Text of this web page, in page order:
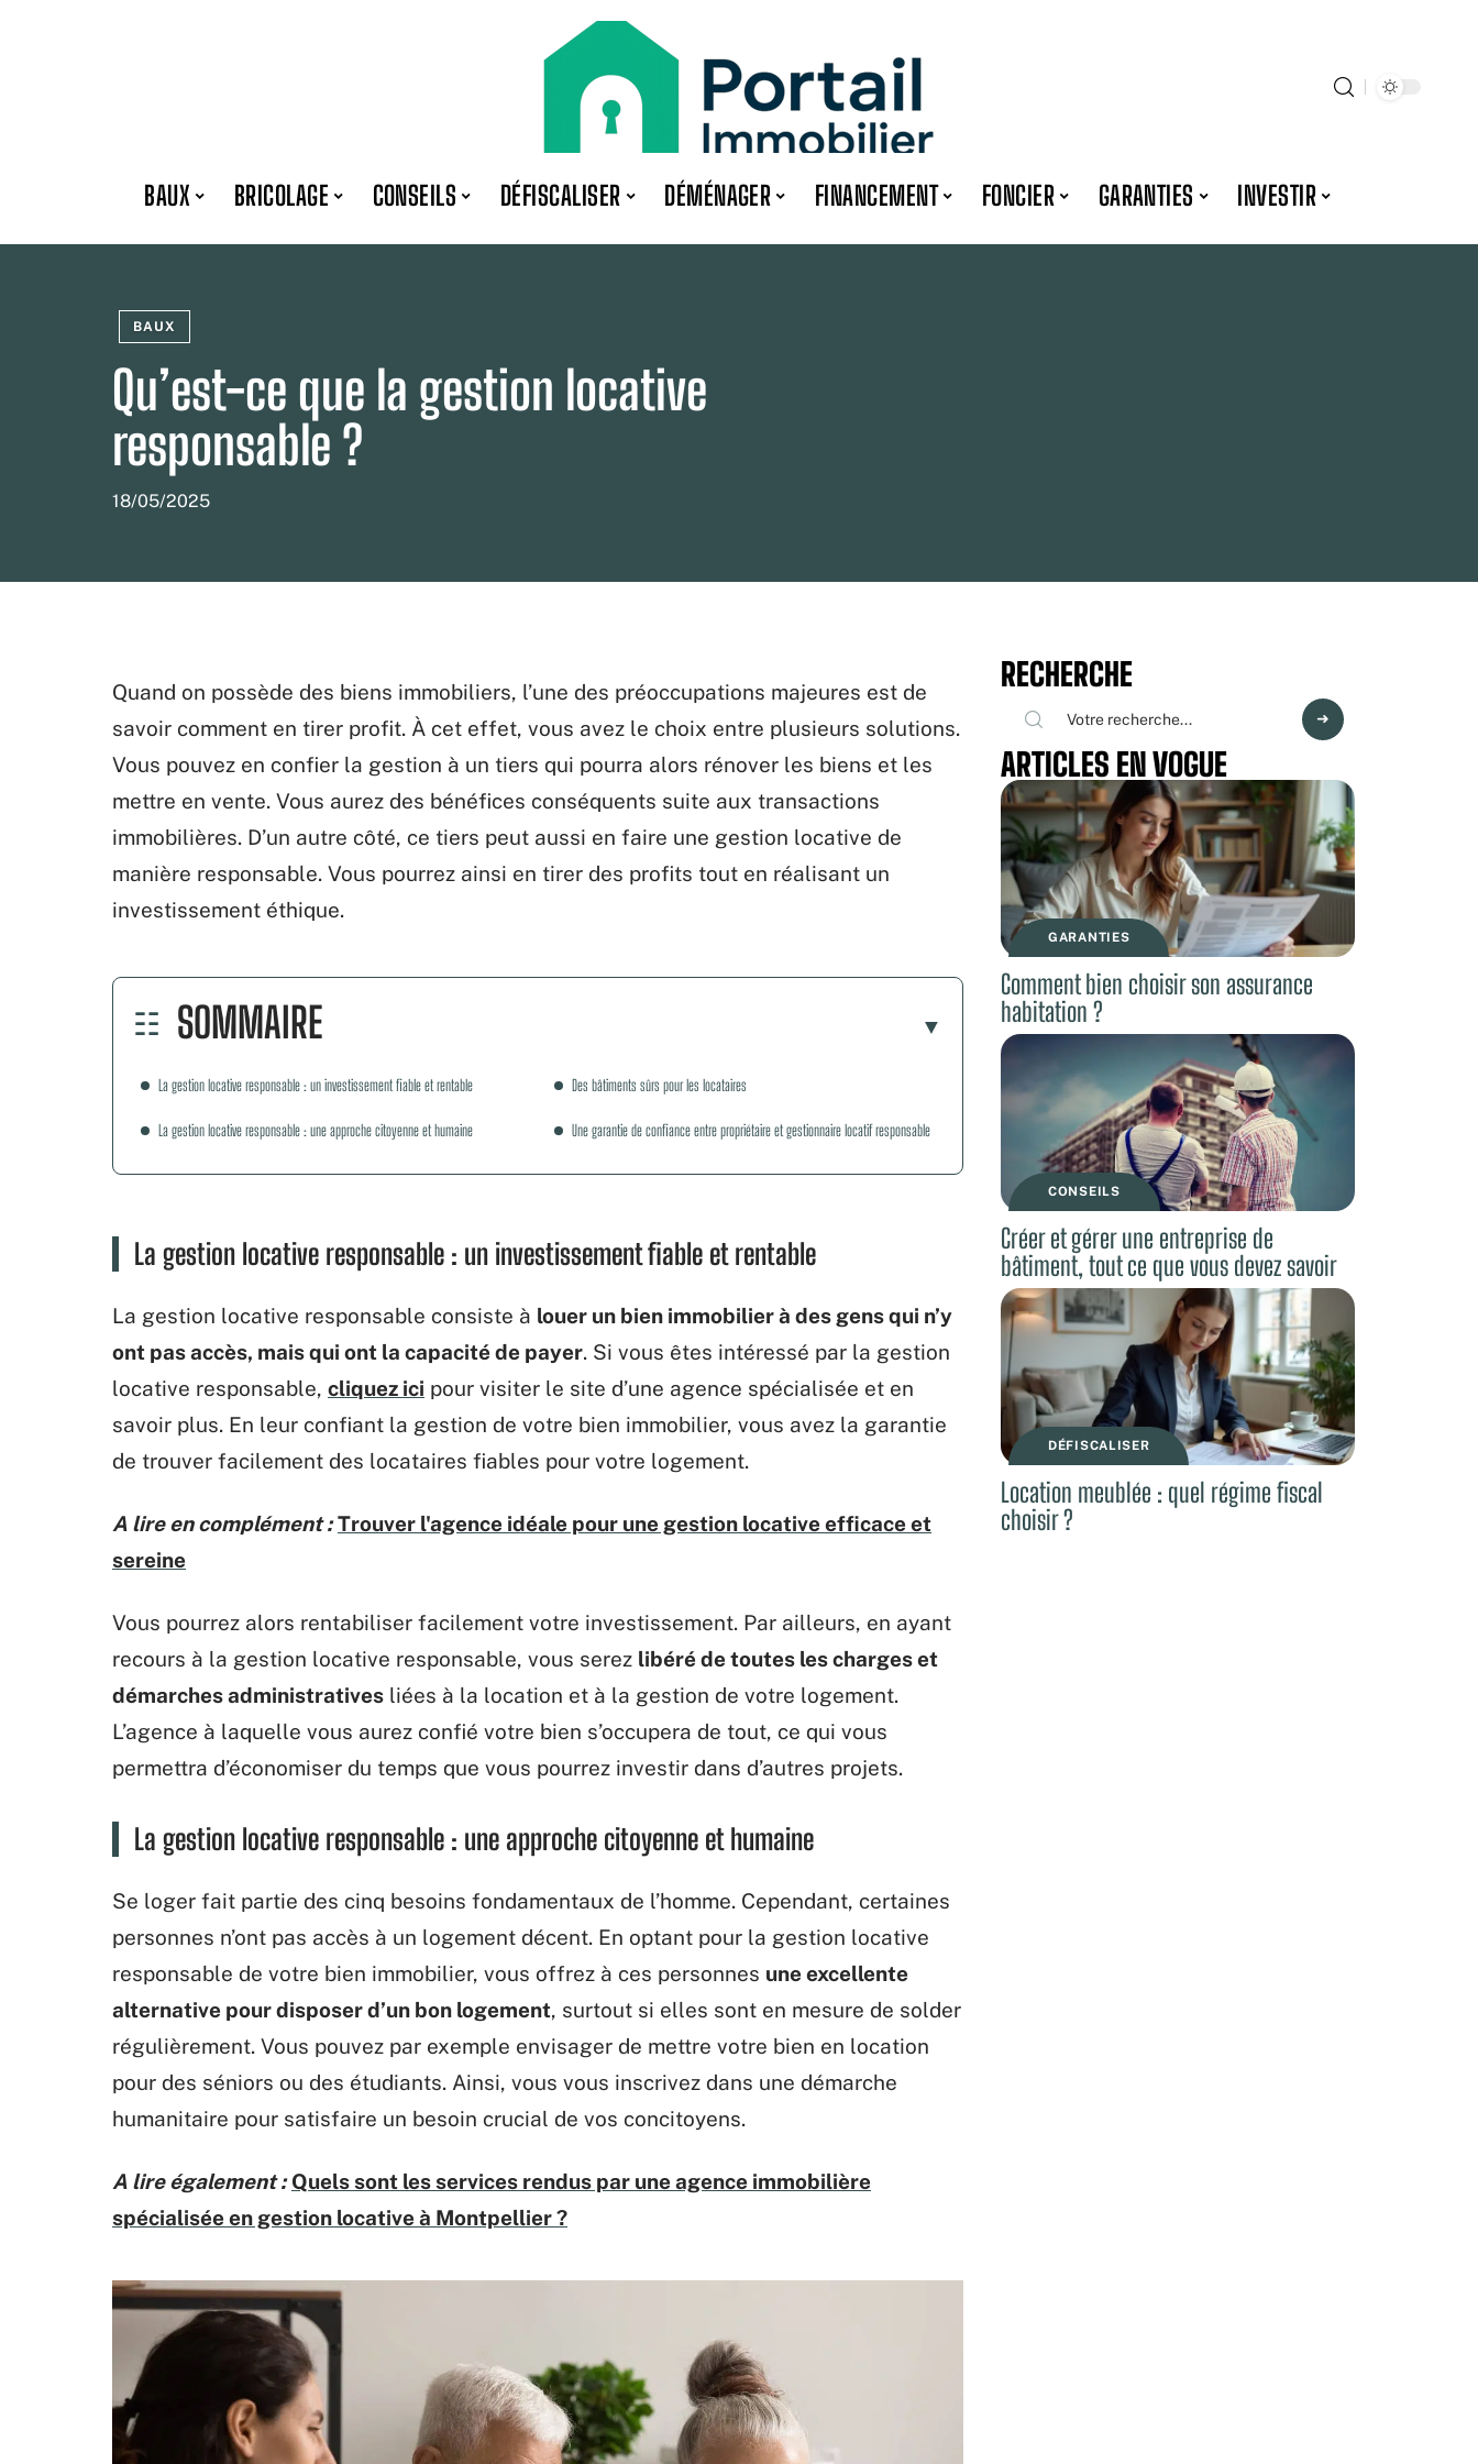
BAUX BRICOLAGE CONSEILS DÉFISCALISER DÉMÉNAGER FINANCEMENT FONCIER GARANTIES INVESTIR
BAUX
Qu’est-ce que la gestion locative
responsable ?
18/05/2025
Quand on possède des biens immobiliers, l’une des préoccupations majeures est de
savoir comment en tirer profit. À cet effet, vous avez le choix entre plusieurs solutions.
Vous pouvez en confier la gestion à un tiers qui pourra alors rénover les biens et les
mettre en vente. Vous aurez des bénéfices conséquents suite aux transactions
immobilières. D’un autre côté, ce tiers peut aussi en faire une gestion locative de
manière responsable. Vous pourrez ainsi en tirer des profits tout en réalisant un
investissement éthique.
SOMMAIRE
La gestion locative responsable : un investissement fiable et rentable
La gestion locative responsable : une approche citoyenne et humaine
Des bâtiments sûrs pour les locataires
Une garantie de confiance entre propriétaire et gestionnaire locatif responsable
La gestion locative responsable : un investissement fiable et rentable
La gestion locative responsable consiste à louer un bien immobilier à des gens qui n’y
ont pas accès, mais qui ont la capacité de payer. Si vous êtes intéressé par la gestion
locative responsable, cliquez ici pour visiter le site d’une agence spécialisée et en
savoir plus. En leur confiant la gestion de votre bien immobilier, vous avez la garantie
de trouver facilement des locataires fiables pour votre logement.
A lire en complément : Trouver l'agence idéale pour une gestion locative efficace et
sereine
Vous pourrez alors rentabiliser facilement votre investissement. Par ailleurs, en ayant
recours à la gestion locative responsable, vous serez libéré de toutes les charges et
démarches administratives liées à la location et à la gestion de votre logement.
L’agence à laquelle vous aurez confié votre bien s’occupera de tout, ce qui vous
permettra d’économiser du temps que vous pourrez investir dans d’autres projets.
La gestion locative responsable : une approche citoyenne et humaine
Se loger fait partie des cinq besoins fondamentaux de l’homme. Cependant, certaines
personnes n’ont pas accès à un logement décent. En optant pour la gestion locative
responsable de votre bien immobilier, vous offrez à ces personnes une excellente
alternative pour disposer d’un bon logement, surtout si elles sont en mesure de solder
régulièrement. Vous pouvez par exemple envisager de mettre votre bien en location
pour des séniors ou des étudiants. Ainsi, vous vous inscrivez dans une démarche
humanitaire pour satisfaire un besoin crucial de vos concitoyens.
A lire également : Quels sont les services rendus par une agence immobilière
spécialisée en gestion locative à Montpellier ?
RECHERCHE
ARTICLES EN VOGUE
GARANTIES
Comment bien choisir son assurance
habitation ?
CONSEILS
Créer et gérer une entreprise de
bâtiment, tout ce que vous devez savoir
DÉFISCALISER
Location meublée : quel régime fiscal
choisir ?